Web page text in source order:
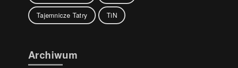
Tajemnicze Tatry TiN
Archiwum